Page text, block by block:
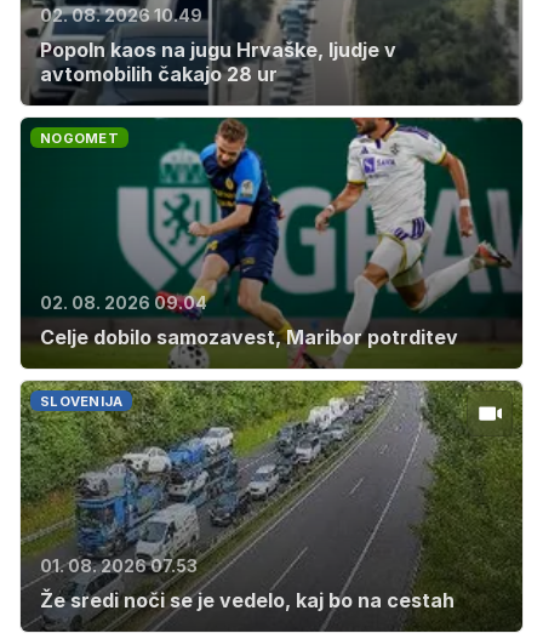
02. 08. 2026 10.49
Popoln kaos na jugu Hrvaške, ljudje v
avtomobilih čakajo 28 ur
NOGOMET
02. 08. 2026 09.04
Celje dobilo samozavest, Maribor potrditev
SLOVENIJA
01. 08. 2026 07.53
Že sredi noči se je vedelo, kaj bo na cestah